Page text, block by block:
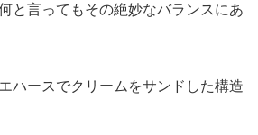
と言ってもその絶妙なバランスにあ
ハースでクリームをサンドした構造